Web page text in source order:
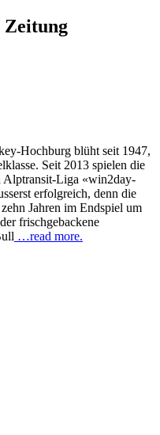
Zeitung
Hochburg blüht seit 1947,
Seit 2013 spielen die
Alptransit-Liga «win2day-
erfolgreich, denn die
Jahren im Endspiel um
frischgebackene
…read more.